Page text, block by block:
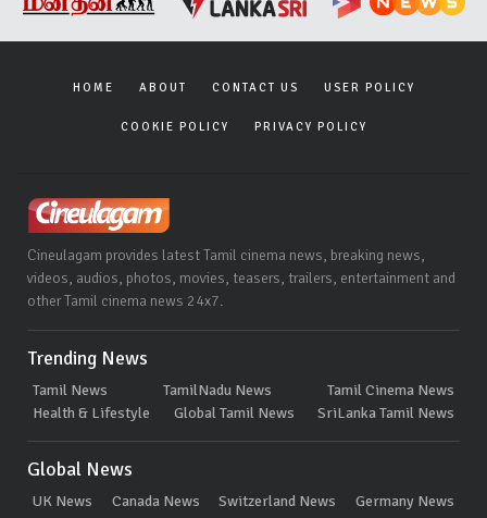
HOME ABOUT CONTACT US USER POLICY
COOKIE POLICY PRIVACY POLICY
Cineulagam provides latest Tamil cinema news, breaking news,
videos, audios, photos, movies, teasers, trailers, entertainment and
other Tamil cinema news 24x7.
Trending News
Tamil News TamilNadu News
Tamil Cinema News
Health & Lifestyle
Global Tamil News SriLanka Tamil News
Global News
UK News Canada News Switzerland News
Germany News